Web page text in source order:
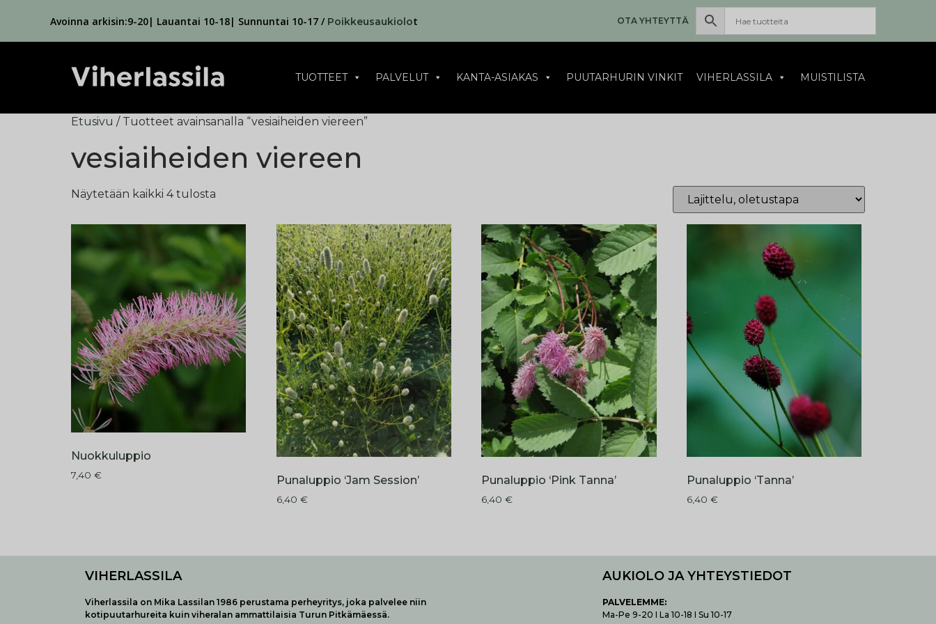
Avoinna arkisin:9-20| Lauantai 10-18| Sunnuntai 10-17 / Poikkeusaukiolot OTA YHTEYTTÄ
TUOTTEET PALVELUT KANTA-ASIAKAS PUUTARHURIN VINKIT VIHERLASSILA MUISTILISTA
Etusivu / Tuotteet avainsanalla “vesiaiheiden viereen”
vesiaiheiden viereen
Näytetään kaikki 4 tulosta
Nuokkuluppio
7,40 € Punaluppio ‘Jam Session’
6,40 €
Punaluppio ‘Pink Tanna’
6,40€
Punaluppio ‘Tanna’
6,40€
VIHERLASSILA
Viherlassila on Mika Lassilan 1986 perustama perheyritys, joka palvelee niin
kotipuutarhureita kuin viheralan ammattilaisia Turun Pitkämäessä.
AUKIOLO JA YHTEYSTIEDOT
PALVELEMME:
Ma-Pe 9-20 I La 10-18 I Su 10-17